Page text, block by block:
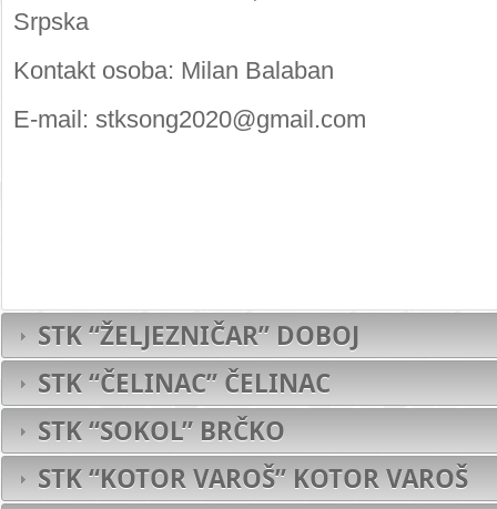
Srpska
Kontakt osoba: Milan Balaban
E-mail: stksong2020@gmail.com
STK “ŽELJEZNIČAR” DOBOJ
STK “ČELINAC” ČELINAC
STK “SOKOL” BRČKO
STK “KOTOR VAROŠ” KOTOR VAROŠ